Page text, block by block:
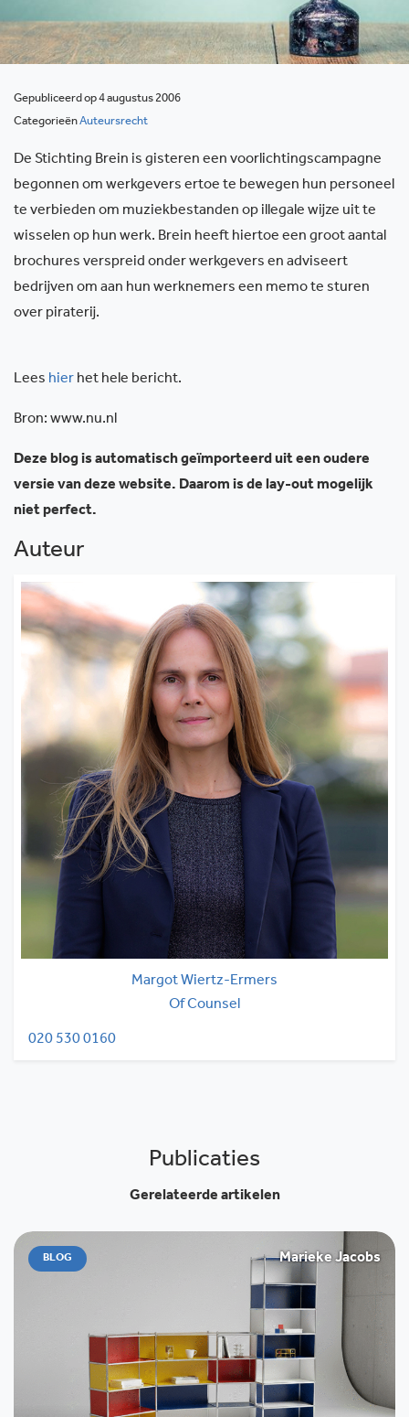
Gepubliceerd op 4 augustus 2006
CategorieënAuteursrecht
De Stichting Brein is gisteren een voorlichtingscampagne
begonnen om werkgevers ertoe te bewegen hun personeel
te verbieden om muziekbestanden op illegale wijze uit te
wisselen op hun werk. Brein heeft hiertoe een groot aantal
brochures verspreid onder werkgevers en adviseert
bedrijven om aan hun werknemers een memo te sturen
over piraterij.
Lees hier het hele bericht.
Bron: www.nu.nl
Deze blog is automatisch geïmporteerd uit een oudere
versie van deze website. Daarom is de lay-out mogelijk
niet perfect.
Auteur
Margot Wiertz-Ermers
Of Counsel
020 530 0160
Publicaties
Gerelateerde artikelen
BLOG Marieke Jacobs